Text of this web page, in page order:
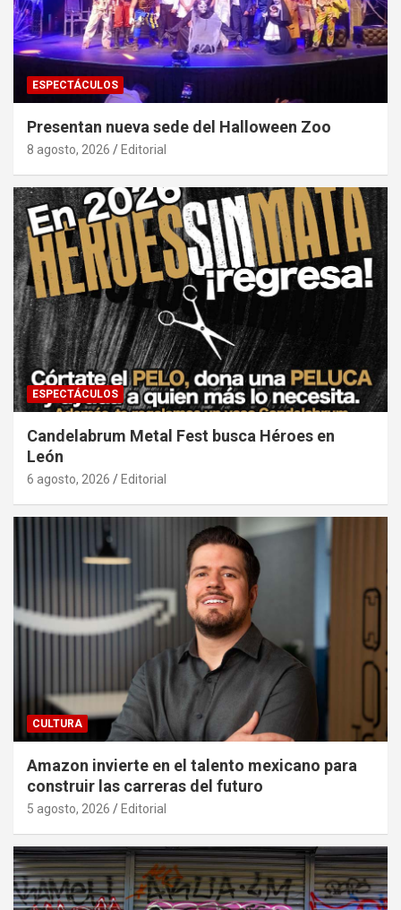
ESPECTÁCULOS
Presentan nueva sede del Halloween Zoo
8 agosto, 2026 Editorial
ESPECTÁCULOS
Candelabrum Metal Fest busca Héroes en
León
6 agosto, 2026 Editorial
CULTURA
Amazon invierte en el talento mexicano para
construir las carreras del futuro
5 agosto, 2026 Editorial